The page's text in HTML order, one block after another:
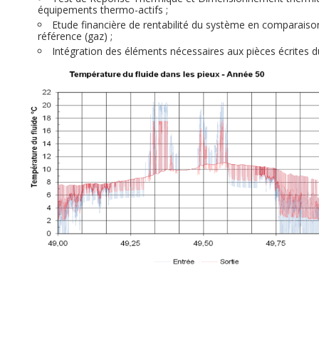
équipements thermo-actifs ;
Etude financière de rentabilité du système en
référence (gaz) ;
Intégration des éléments nécessaires aux pièces écrites